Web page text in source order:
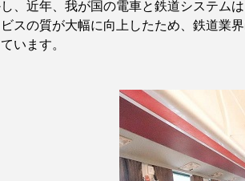
、近年、我が国の電車と鉄道システム
スの質が大幅に向上したため、鉄道業
います。